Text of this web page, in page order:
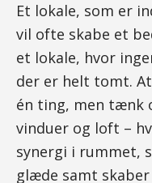
Et lokale, som er
vil ofte skabe et
et lokale, hvor
der er helt tomt.
én ting, men tænk
vinduer og loft –
synergi i rummet,
glæde samt